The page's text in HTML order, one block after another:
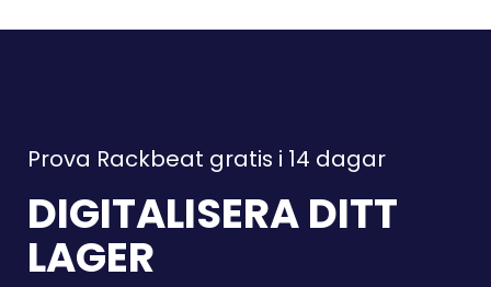
Prova Rackbeat gratis i 14 dagar
DIGITALISERA DITT
LAGER